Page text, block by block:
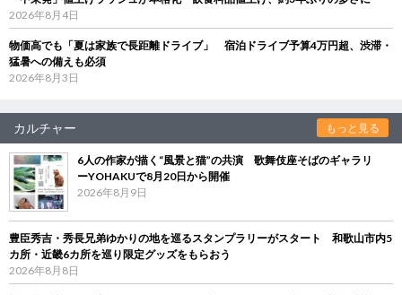
2026年8月4日
物価高でも「夏は家族で長距離ドライブ」 宿泊ドライブ予算4万円超、渋滞・
猛暑への備えも必須
2026年8月3日
カルチャー もっと見る
6人の作家が描く“風景と猫”の共演 歌舞伎座そばのギャラリ
ーYOHAKUで8月20日から開催
2026年8月9日
豊臣秀吉・秀長兄弟ゆかりの地を巡るスタンプラリーがスタート 和歌山市内5
カ所・近畿6カ所を巡り限定グッズをもらおう
2026年8月8日